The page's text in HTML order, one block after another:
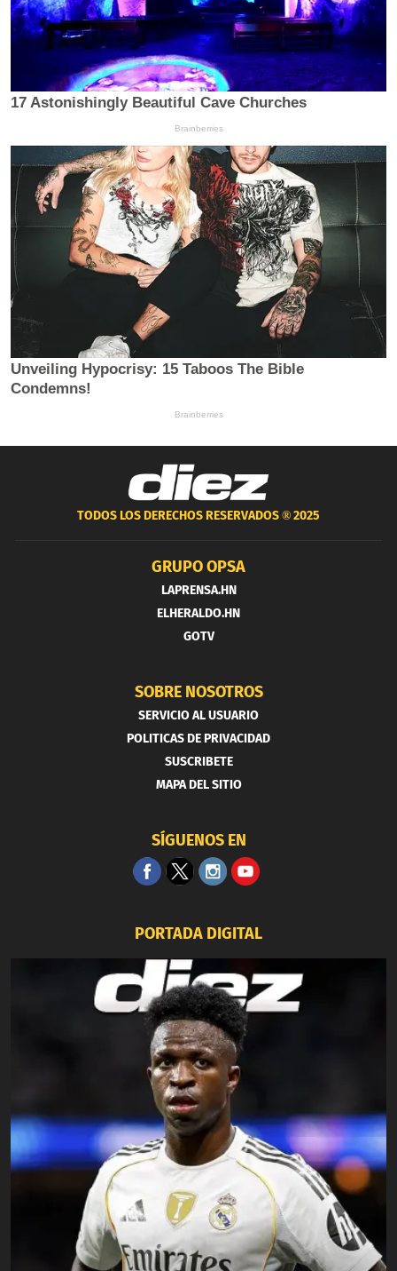
TODOS LOS DERECHOS RESERVADOS ®2025
GRUPO OPSA
LAPRENSA.HN
ELHERALDO.HN
GOTV
SOBRE NOSOTROS
SERVICIO AL USUARIO
POLITICAS DE PRIVACIDAD
SUSCRIBETE
MAPA DEL SITIO
SÍGUENOS EN
PORTADA DIGITAL